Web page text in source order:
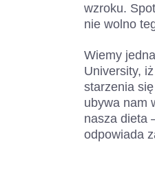
wzroku.
nie wolno
Wiemy
University,
starzenia
ubywa nam
nasza dieta
odpowiada